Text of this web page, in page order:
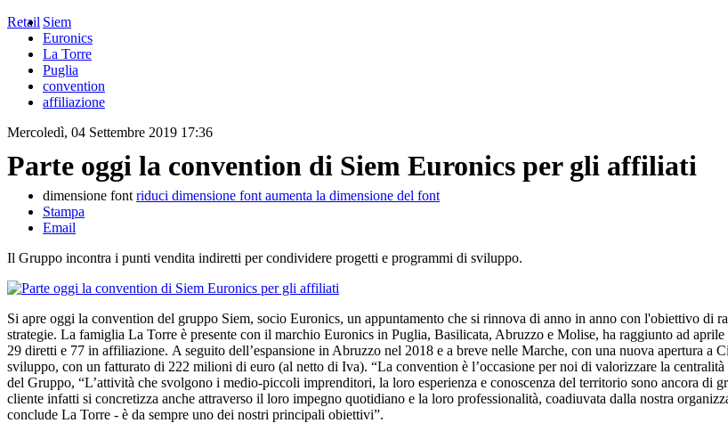
Retail Siem
Euronics
La Torre
Puglia
convention
affiliazione
Mercoledì, 04 Settembre 2019 17:36
Parte oggi la convention di Siem Euronics per gli affiliati
dimensione font riduci dimensione font aumenta la dimensione del font
Stampa
Email
Il Gruppo incontra i punti vendita indiretti per condividere progetti e programmi di sviluppo.
Si apre oggi la convention del gruppo Siem, socio Euronics, un appuntamento che si rinnova di anno in anno con l'obiettivo di
strategie. La famiglia La Torre è presente con il marchio Euronics in Puglia, Basilicata, Abruzzo e Molise, ha raggiunto ad
29 diretti e 77 in affiliazione. A seguito dell’espansione in Abruzzo nel 2018 e a breve nelle Marche, con una nuova apertura
sviluppo, con un fatturato di 222 milioni di euro (al netto di Iva). “La convention è l’occasione per noi di valorizzare la
del Gruppo, “L’attività che svolgono i medio-piccoli imprenditori, la loro esperienza e conoscenza del territorio sono ancora di
cliente infatti si concretizza anche attraverso il loro impegno quotidiano e la loro professionalità, coadiuvata dalla nostra
conclude La Torre - è da sempre uno dei nostri principali obiettivi”.